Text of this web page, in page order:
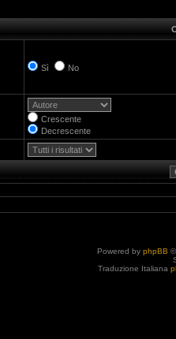
Sì No
Crescente
Decrescente
Powered by phpBB
Traduzione Italiana